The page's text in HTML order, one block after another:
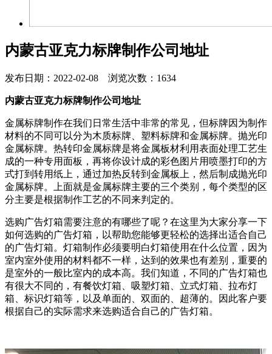
内蒙古亚克力标牌制作公司地址
发布日期：2022-02-08 浏览次数：1634
内蒙古亚克力标牌制作公司地址
金属标牌制作在我们日常生活中非常的常见，但标牌因为制作
材料的不同可以分为木质标牌、塑料标牌和金属标牌。抛光印
金属标牌。热转印金属标牌是将金属板材利用表面处理工艺生
成的一种专用面板，再将你设计成的彩色图片用喷墨打印的方
式打到转用纸上，通过加热反转到金属板上，然后制成抛光印
金属标牌。上面就是金属标牌主要的三个类别，每个类型的区
分主要是根据制作工艺的不同来判定的。
选购广告灯箱需要注意的有哪些了呢？在这里为大家分享一下
如何选购的广告灯箱，以帮助您能够更轻松的选择出适合自己
的广告灯箱。灯箱制作必须要明白灯箱使用在什么位置，因为
室内室外使用的材料都不一样，达到的效果也有差别，重要的
是室外的一般比室内的成本高。我们知道，不同的广告灯箱也
有很大不同的，有餐饮灯箱、吸塑灯箱、立式灯箱、拉布灯
箱、标识灯箱等，以及单面的、双面的、超薄的。因此客户要
根据自己的实际需求来选购适合自己的广告灯箱。